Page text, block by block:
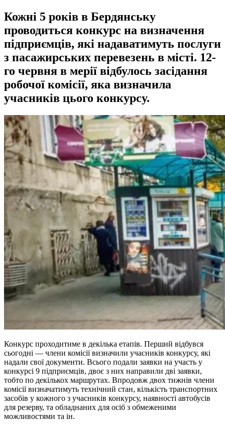
Кожні 5 років в Бердянську
проводиться конкурс на визначення
підприємців, які надаватимуть послуги
з пасажирських перевезень в місті. 12-
го червня в мерії відбулось засідання
робочої комісії, яка визначила
учасників цього конкурсу.
Конкурс проходитиме в декілька етапів. Перший відбувся
сьогодні — члени комісії визначили учасників конкурсу, які
надали свої документи. Всього подали заявки на участь у
конкурсі 9 підприємців, двоє з них направили дві заявки,
тобто по декількох маршрутах. Впродовж двох тижнів члени
комісії визначатимуть технічний стан, кількість транспортних
засобів у кожного з учасників конкурсу, наявності автобусів
для резерву, та обладнаних для осіб з обмеженими
можливостями та ін.